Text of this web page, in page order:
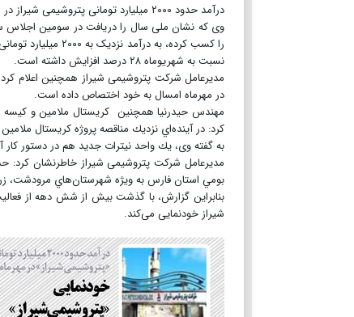
درآمد حدود ۲۰۰۰ میلیارد تومانی پتروشیمی شیراز در مهرماه امسال
وی که نشان ملی سال را دریافت در سومین اجلاس
را کسب کرده، به
نسبت به شهریوماه ۲۸ درصد افزایش داشته است.
در مهرماه امسال به خود اختصاص داده است.
مهندس حیدرنیا همچنین كريستال ملامين و
كرد: در آينده‌اي نزديك مناقصه پروژه كريستال
به گفته وی، يك واحد نيترات جديد هم در دستور
بومي استان فارس به ويژه شهرستان‌هاي مرودشت،
شیراز خودنمایی می‌کند.